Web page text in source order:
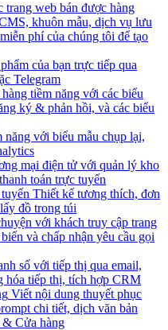
trang web bán được hàng
khuôn mẫu, dịch vụ lưu
phí của chúng tôi để tạo
của bạn trực tiếp qua
Telegram
tiềm năng với các biểu
ký & phản hồi, và các biểu
năng với biểu mẫu chụp lại,
mại điện tử với quản lý kho
toán trực tuyến
Thiết kế tương thích, đơn
đồ trong túi
với khách truy cập trang
và chấp nhận yêu cầu gọi
số với tiếp thị qua email,
hóa tiếp thị, tích hợp CRM
Viết nội dung thuyết phục
chi tiết, dịch văn bản
& Cửa hàng